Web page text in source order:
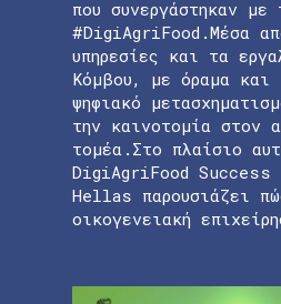
που συνεργάστηκαν με
#DigiAgriFood.Μέσα
υπηρεσίες και τα
Κόμβου, με όραμα και
ψηφιακό
την καινοτομία στον
τομέα.Στο πλαίσιο
DigiAgriFood
Hellas παρουσιάζει
οικογενειακή